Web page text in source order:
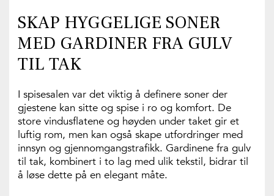
SKAP HYGGELIGE SONER
MED GARDINER FRA GULV
TIL TAK
I spisesalen var det viktig å definere soner der
gjestene kan sitte og spise i ro og komfort. De
store vindusflatene og høyden under taket gir et
luftig rom, men kan også skape utfordringer med
innsyn og gjennomgangstrafikk. Gardinene fra gulv
til tak, kombinert i to lag med ulik tekstil, bidrar til
å løse dette på en elegant måte.